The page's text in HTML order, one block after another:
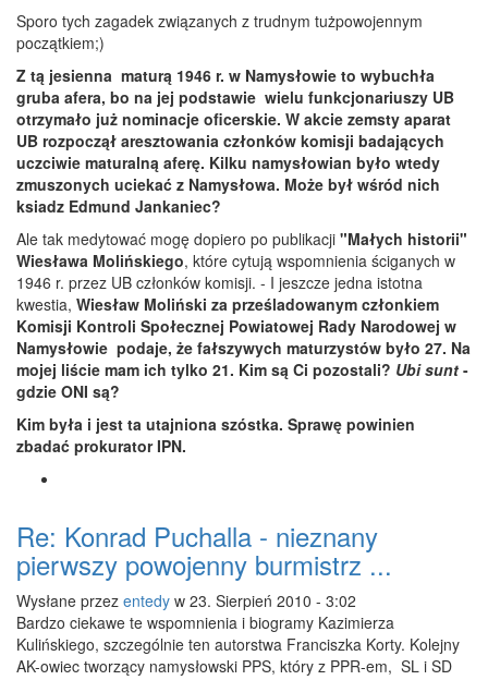
Sporo tych zagadek związanych z trudnym tużpowojennym
początkiem;)
Z tą jesienna maturą 1946 r. w Namysłowie to wybuchła
gruba afera, bo na jej podstawie wielu funkcjonariuszy UB
otrzymało już nominacje oficerskie. W akcie zemsty aparat
UB rozpoczął aresztowania członków komisji badających
uczciwie maturalną aferę. Kilku namysłowian było wtedy
zmuszonych uciekać z Namysłowa. Może był wśród nich
ksiadz Edmund Jankaniec?
Ale tak medytować mogę dopiero po publikacji "Małych historii"
Wiesława Molińskiego, które cytują wspomnienia ściganych w
1946 r. przez UB członków komisji. - I jeszcze jedna istotna
kwestia, Wiesław Moliński za prześladowanym członkiem
Komisji Kontroli Społecznej Powiatowej Rady Narodowej w
Namysłowie podaje, że fałszywych maturzystów było 27. Na
mojej liście mam ich tylko 21. Kim są Ci pozostali? Ubi sunt -
gdzie ONI są?
Kim była i jest ta utajniona szóstka. Sprawę powinien
zbadać prokurator IPN.
Re: Konrad Puchalla - nieznany
pierwszy powojenny burmistrz ...
Wysłane przez entedy w 23. Sierpień 2010 - 3:02
Bardzo ciekawe te wspomnienia i biogramy Kazimierza
Kulińskiego, szczególnie ten autorstwa Franciszka Korty. Kolejny
AK-owiec tworzący namysłowski PPS, który z PPR-em, SL i SD